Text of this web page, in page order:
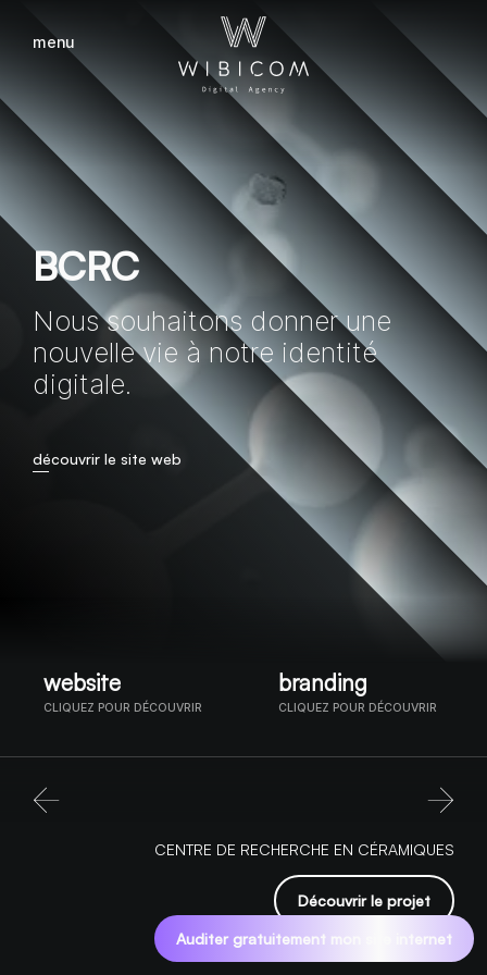
menu
BCRC
Nous souhaitons donner une
nouvelle vie à notre identité
digitale.
découvrir le site web
website
CLIQUEZ POUR DÉCOUVRIR
branding
CLIQUEZ POUR DÉCOUVRIR
Découvrir le projet
CENTRE DE RECHERCHE EN CÉRAMIQUES
Auditer gratuitement mon site internet